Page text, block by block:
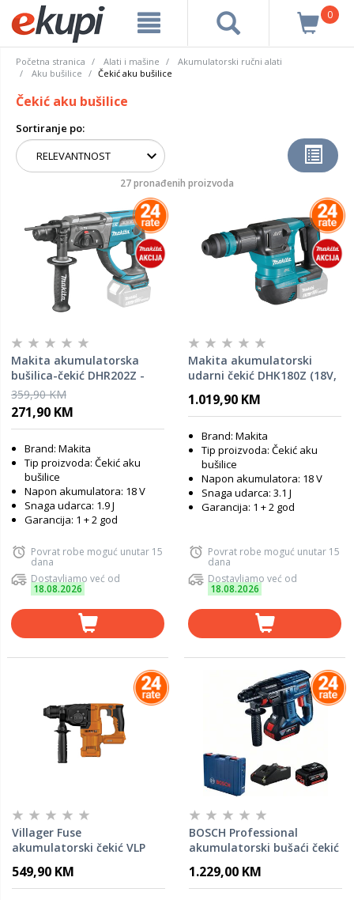
0
Početna stranica Alati i mašine
Akumulatorski ručni alati
Aku bušilice
Čekić aku bušilice
Čekić aku bušilice
Sortiranje po:
27 pronađenih proizvoda
Makita akumulatorska
bušilica-čekić DHR202Z -
SAMO ALAT
359,90 KM
271,90 KM
Brand: Makita
Tip proizvoda: Čekić aku
bušilice
Napon akumulatora: 18 V
Snaga udarca: 1.9 J
Garancija: 1 + 2 god
Povrat robe moguć unutar 15
dana
Dostavljamo već od
18.08.2026
Makita akumulatorski
udarni čekić DHK180Z (18V,
baterije)
1.019,90 KM
Brand: Makita
Tip proizvoda: Čekić aku
bušilice
Napon akumulatora: 18 V
Snaga udarca: 3.1 J
Garancija: 1 + 2 god
Povrat robe moguć unutar 15
dana
Dostavljamo već od
18.08.2026
Villager Fuse
akumulatorski čekić VLP
549,90 KM
BOSCH Professional
akumulatorski bušaći čekić
180-LI (2x 4 Ah)
1.229,00 KM